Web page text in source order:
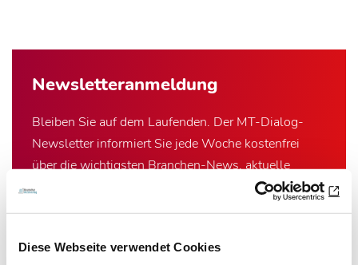
Diese Webseite verwendet Cookies
Newsletter­anmeldung
Bleiben Sie auf dem Laufenden. Der MT-Dialog-
Newsletter informiert Sie jede Woche kostenfrei
über die wichtigsten Branchen-News, aktuelle
Themen und die neusten Stellenangebote.